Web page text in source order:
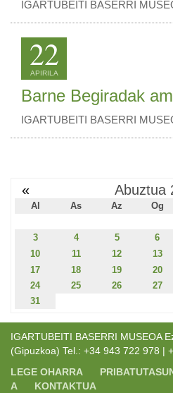
IGARTUBEITI BASERRI
22
APIRILA
Barne Begiradak
IGARTUBEITI BASERRI
« Abuztua
Al As Az Og
3
4 5 6
10
11 12 13
17
18 19 20
24
25 26 27
31
IGARTUBEITI BASERRI MUSEOA
(Gipuzkoa) Tel.: +34 943 722 978 |
LEGE OHARRA
A
KONTAKTUA